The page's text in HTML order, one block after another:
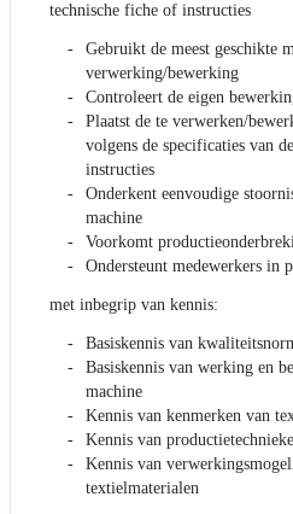
technische fiche of instructies
Gebruikt de meest geschikte
verwerking/bewerking
Controleert de eigen
Plaatst de te verwerken/
volgens de specificaties van
instructies
Onderkent eenvoudige
machine
Voorkomt
Ondersteunt medewerkers in
met inbegrip van kennis:
Basiskennis van
Basiskennis van werking en
machine
Kennis van kenmerken van
Kennis van
Kennis van
textielmaterialen